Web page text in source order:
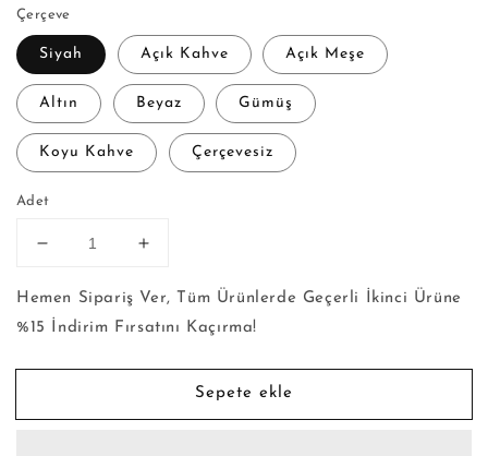
Çerçeve
Siyah Açık Kahve Açık Meşe
Altın Beyaz Gümüş
Koyu Kahve Çerçevesiz
Adet
african
-
Kanvas
için
african
-
Kanvas
için
Hemen Sipariş Ver, Tüm Ürünlerde Geçerli İkinci Ürüne
%15 İndirim Fırsatını Kaçırma!
Sepete ekle